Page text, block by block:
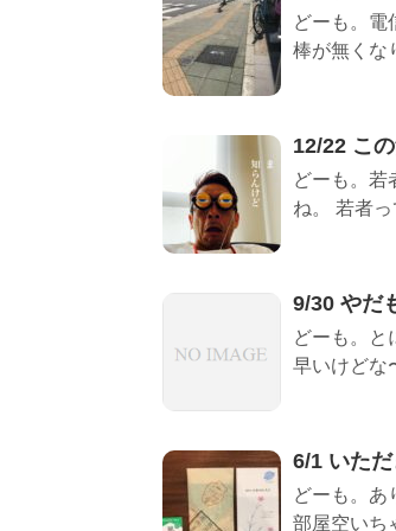
どーも。電
棒が無くな
12/22 こ
どーも。若
ね。 若者
9/30 やだ
どーも。
早いけどな
6/1 いた
どーも。あ
部屋空いち